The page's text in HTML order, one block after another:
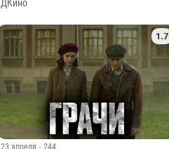
1 апреля
Фильмы и сериалы киновселенной
Marvel. Полная хронология событий //
1.7